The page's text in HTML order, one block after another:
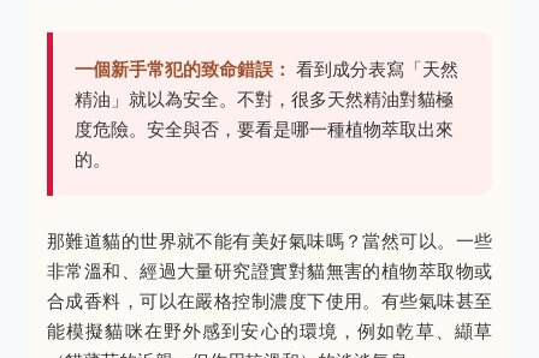
一個新手常犯的致命錯誤： 看到成分表寫「天然
精油」就以為安全。不對，很多天然精油對貓極
度危險。安全與否，要看是哪一種植物萃取出來
的。
那難道貓的世界就不能有美好氣味嗎？當然可以。一些
非常溫和、經過大量研究證實對貓無害的植物萃取物或
合成香料，可以在嚴格控制濃度下使用。有些氣味甚至
能模擬貓咪在野外感到安心的環境，例如乾草、纈草